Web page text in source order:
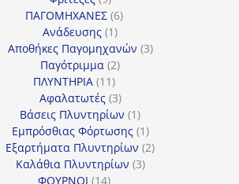
προϊόντα
ΠΑΓΟΜΗΧΑΝΕΣ 66
Ανάδευσης 11
προϊόν
Αποθήκες Παγομηχανών 33
Παγότριμμα 22
ΠΛΥΝΤΗΡΙΑ 1111
προϊόντα
Αφαλατωτές 33
προϊόντα
Βάσεις Πλυντηρίων 11
προϊόν
Εμπρόσθιας Φόρτωσης 11
προϊόν
Εξαρτήματα Πλυντηρίων 22
Καλάθια Πλυντηρίων 33
ΦΟΥΡΝΟΙ 1414